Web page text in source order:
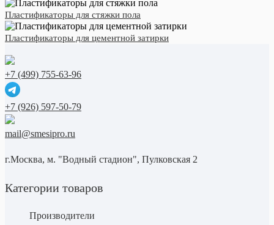
Пластификаторы для стяжки пола
Пластификаторы для цементной затирки
+7 (499) 755-63-96
+7 (926) 597-50-79
mail@smesipro.ru
г.Москва, м. "Водный стадион", Пулковская 2
Категории товаров
Производители